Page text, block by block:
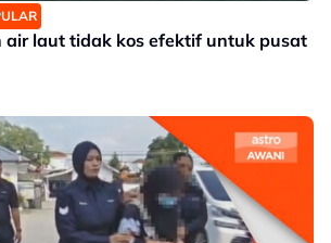
air laut tidak kos efektif untuk pusat